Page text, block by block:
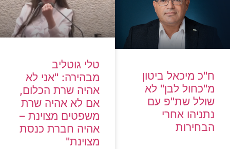
ח"כ מיכאל ביטון
מ"כחול לבן" לא
שולל שת"פ עם
נתניהו אחרי
הבחירות
טלי גוטליב
מבהירה: "אני לא
אהיה שרת הכלום,
אם לא אהיה שרת
משפטים מצוינת –
אהיה חברת כנסת
מצוינת"